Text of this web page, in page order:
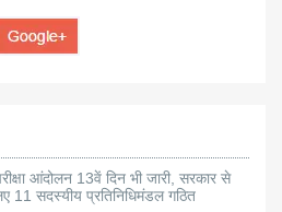
आंदोलन 13वें दिन भी जारी, सरकार से
11 सदस्यीय प्रतिनिधिमंडल गठित